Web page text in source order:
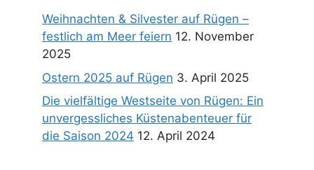
Weihnachten & Silvester auf Rügen –
festlich am Meer feiern 12. November
2025
Ostern 2025 auf Rügen 3. April 2025
Die vielfältige Westseite von Rügen: Ein
unvergessliches Küstenabenteuer für
die Saison 2024 12. April 2024